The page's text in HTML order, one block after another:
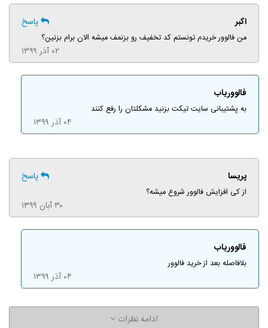
اکبر پاسخ
من فالوور خریدم تونستم کد تخفیف رو بزنمف میشه الان برام بزنین؟
۰۲ آذر ۱۳۹۹
فالووریاب
به پشتیبانی سایت تیکت بزنید مشکلتان را رفع کنند
۰۴ آذر ۱۳۹۹
پریسا پاسخ
از کی افزایش فالوور شروع میشه؟
۳۰ آبان ۱۳۹۹
فالووریاب
بلافاصله بعد از خرید فالوور
۰۴ آذر ۱۳۹۹
ادامه نظرات